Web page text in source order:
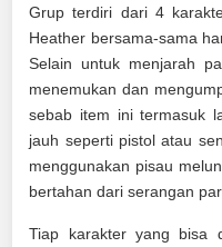
Grup terdiri dari 4
Heather bersama-sama
Selain untuk menjarah
menemukan dan
sebab item ini termasuk
jauh seperti pistol atau
menggunakan pisau
bertahan dari serangan
Tiap karakter yang bisa